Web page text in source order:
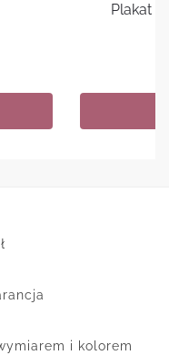
Plakat
i kolorem